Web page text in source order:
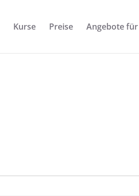
Kurse Preise Angebote